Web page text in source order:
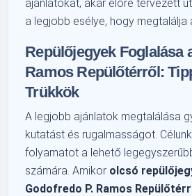
ajánlatokat, akár előre tervezett
a legjobb esélye, hogy megtalálja
Repülőjegyek Foglalása
Ramos Repülőtérről:
Trükkök
A legjobb ajánlatok megtalálása
kutatást és rugalmasságot.
folyamatot a lehető
számára. Amikor olcsó
Godofredo P. Ramos